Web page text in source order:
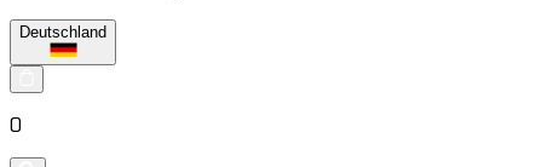
Deutschland
0